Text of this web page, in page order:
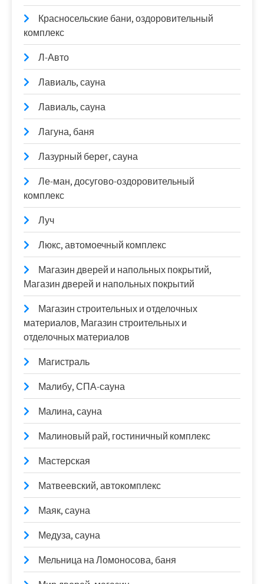
Красносельские бани, оздоровительный
комплекс
Л-Авто
Лавиаль, сауна
Лавиаль, сауна
Лагуна, баня
Лазурный берег, сауна
Ле-ман, досугово-оздоровительный
комплекс
Луч
Люкс, автомоечный комплекс
Магазин дверей и напольных покрытий,
Магазин дверей и напольных покрытий
Магазин строительных и отделочных
материалов, Магазин строительных и
отделочных материалов
Магистраль
Малибу, СПА-сауна
Малина, сауна
Малиновый рай, гостиничный комплекс
Мастерская
Матвеевский, автокомплекс
Маяк, сауна
Медуза, сауна
Мельница на Ломоносова, баня